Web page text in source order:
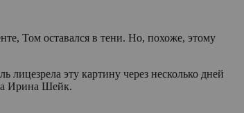
Том оставался в тени. Но, похоже, этому
эту картину через несколько дней
Ирина Шейк.